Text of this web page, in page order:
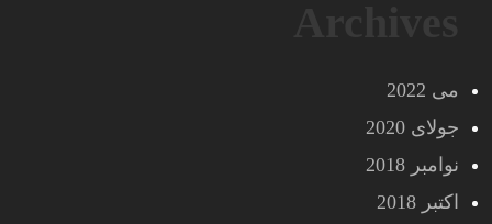
می 2022
جولای 2020
نوامبر 2018
اکتبر 2018